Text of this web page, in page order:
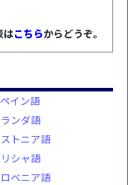
はこちらからどうぞ。
イン語
ンダ語
トニア語
シャ語
ベニア語